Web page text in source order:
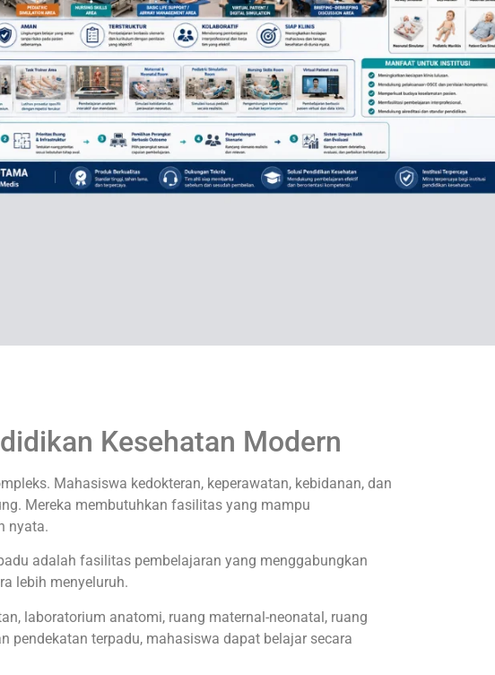
Kesehatan Modern
Mahasiswa kedokteran, keperawatan, kebidanan, dan
Mereka membutuhkan fasilitas yang mampu
nyata.
adalah fasilitas pembelajaran yang menggabungkan
lebih menyeluruh.
laboratorium anatomi, ruang maternal-neonatal, ruang
pendekatan terpadu, mahasiswa dapat belajar secara